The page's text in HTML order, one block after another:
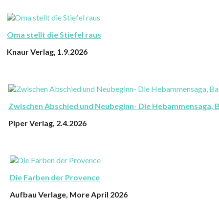
Oma stellt die Stiefel raus
Knaur Verlag, 1.9.2026
Zwischen Abschied und Neubeginn- Die Hebammensaga,
Piper Verlag, 2.4.2026
Die Farben der Provence
Aufbau Verlage, More April 2026